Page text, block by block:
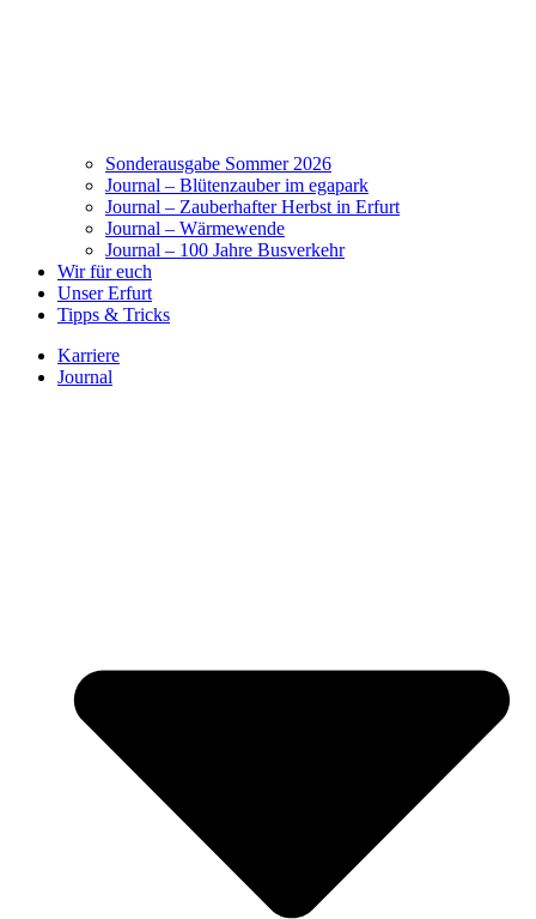
Sonderausgabe Sommer 2026
Journal – Blütenzauber im egapark
Journal – Zauberhafter Herbst in Erfurt
Journal – Wärmewende
Journal – 100 Jahre Busverkehr
Wir für euch
Unser Erfurt
Tipps & Tricks
Karriere
Journal